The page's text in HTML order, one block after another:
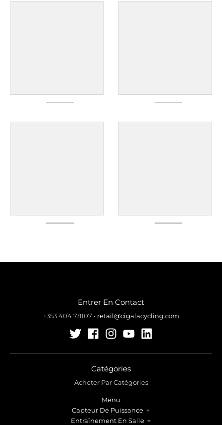
Entrer En Contact
+353 404 78107 • retail@cigalacycling.com
Catégories
Acheter Par Catégories
Menu
Capteur De Puissance
Entraînement En Salle